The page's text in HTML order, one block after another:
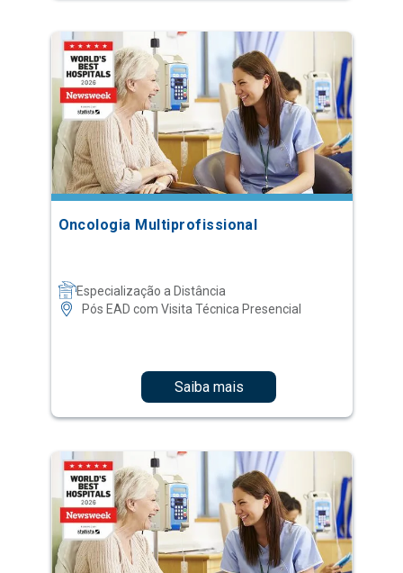
Oncologia Multiprofissional
Especialização a Distância
Pós EAD com Visita Técnica Presencial
Saiba mais